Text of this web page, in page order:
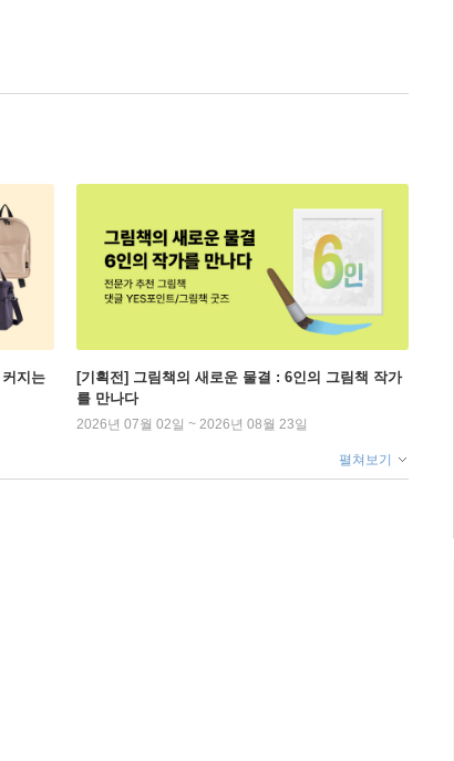
지는
[기획전] 그림책의 새로운 물결 : 6인의 그림책 작가
를 만나다
2026년 07월 02일 ~ 2026년 08월 23일
펼쳐보기